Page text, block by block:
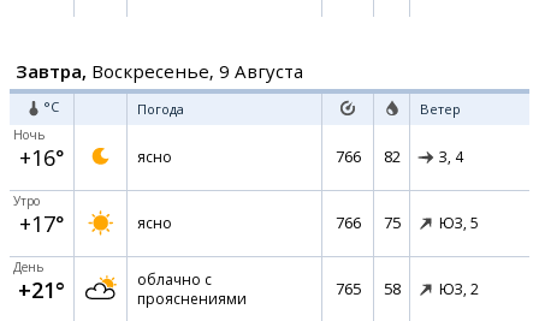
Завтра, Воскресенье, 9 Августа
°C Погода Ветер
Ночь
+16° ясно 766 82 З, 4
Утро
+17° ясно 766 75 ЮЗ, 5
День
+21°
облачно с
прояснениями
765 58 ЮЗ, 2